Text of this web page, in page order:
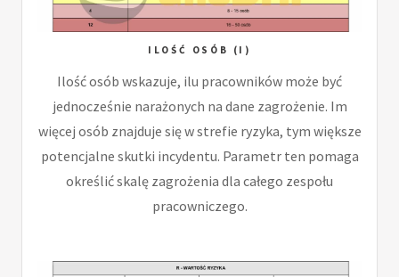
ILOŚĆ OSÓB (I)
Ilość osób wskazuje, ilu pracowników może być
jednocześnie narażonych na dane zagrożenie. Im
więcej osób znajduje się w strefie ryzyka, tym większe
potencjalne skutki incydentu. Parametr ten pomaga
określić skalę zagrożenia dla całego zespołu
pracowniczego.